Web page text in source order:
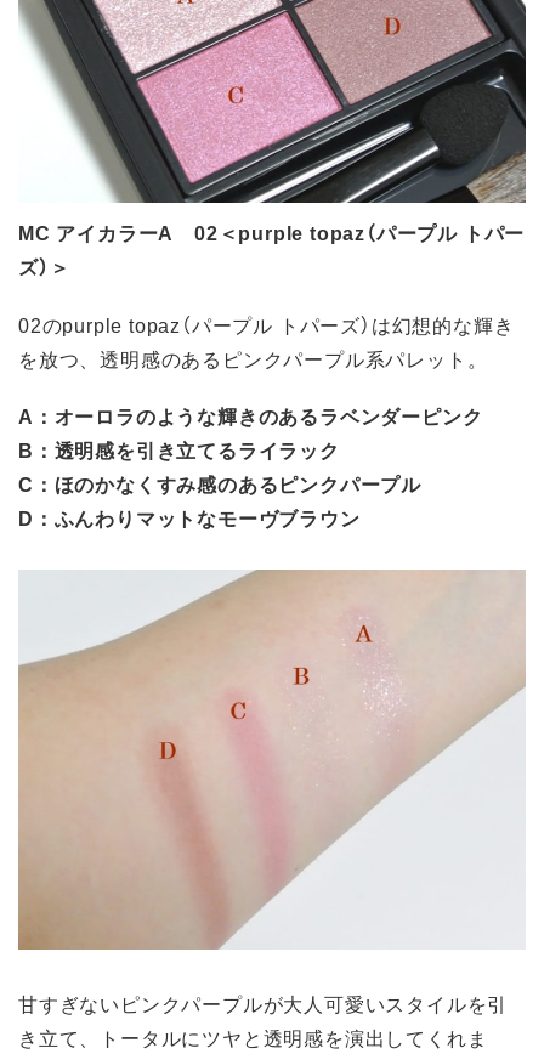
MC アイカラーA 02＜purple topaz（パープル トパー
ズ）＞
02のpurple topaz（パープル トパーズ）は幻想的な輝き
を放つ、透明感のあるピンクパープル系パレット。
A：オーロラのような輝きのあるラベンダーピンク
B：透明感を引き立てるライラック
C：ほのかなくすみ感のあるピンクパープル
D：ふんわりマットなモーヴブラウン
甘すぎないピンクパープルが大人可愛いスタイルを引
き立て、トータルにツヤと透明感を演出してくれま